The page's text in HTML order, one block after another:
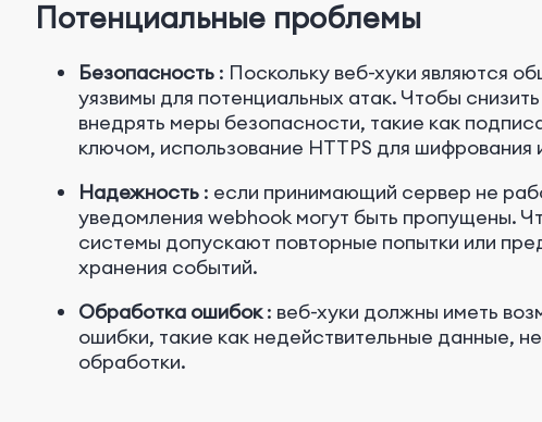
Потенциальные проблемы
Безопасность : Поскольку веб-хуки являются
уязвимы для потенциальных атак. Чтобы
внедрять меры безопасности, такие как
ключом, использование HTTPS для шифрования
Надежность : если принимающий сервер не
уведомления webhook могут быть пропущены.
системы допускают повторные попытки или
хранения событий.
Обработка ошибок : веб-хуки должны иметь
ошибки, такие как недействительные данные,
обработки.